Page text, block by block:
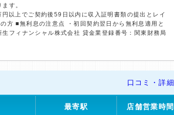
す。
上でご契約後59日以内に収入証明書類の提出とレイ
■無利息の注意点 ・初回契約翌日から無利息適用と
フィナンシャル株式会社 貸金業登録番号：関東財務局
口コミ・詳細
最寄駅 店舗営業時間